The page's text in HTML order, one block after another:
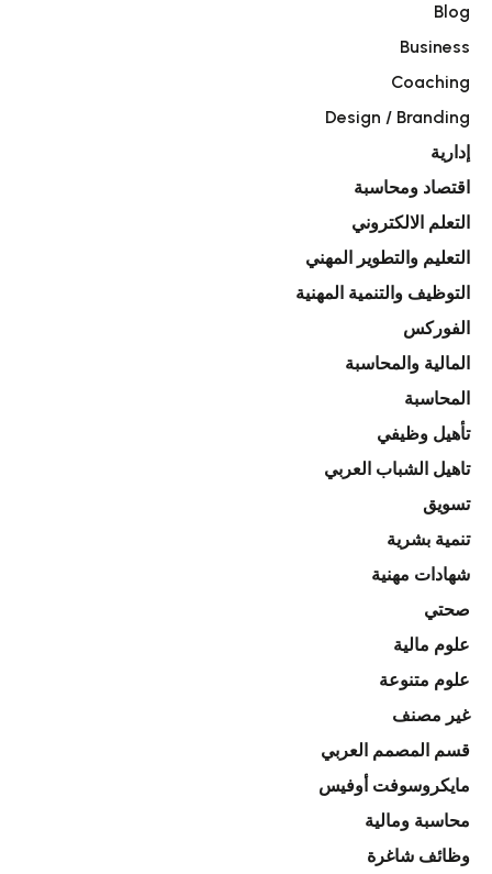
Blog
Business
Coaching
Design / Branding
إدارية
اقتصاد ومحاسبة
التعلم الالكتروني
التعليم والتطوير المهني
التوظيف والتنمية المهنية
الفوركس
المالية والمحاسبة
المحاسبة
تأهيل وظيفي
تاهيل الشباب العربي
تسويق
تنمية بشرية
شهادات مهنية
صحتي
علوم مالية
علوم متنوعة
غير مصنف
قسم المصمم العربي
مايكروسوفت أوفيس
محاسبة ومالية
وظائف شاغرة